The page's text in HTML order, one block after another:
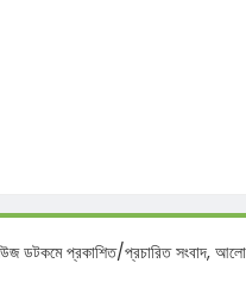
প্রকাশিত/প্রচারিত সংবাদ, আলোকচিত্র,